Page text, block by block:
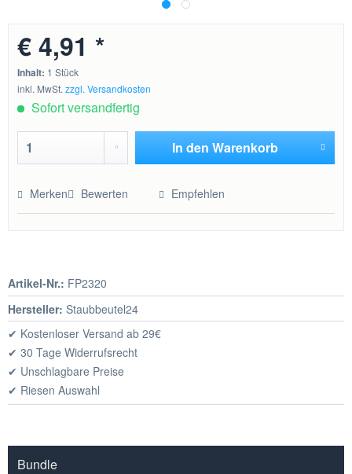
€ 4,91 *
Inhalt: 1 Stück
inkl. MwSt.zzgl. Versandkosten
Sofort versandfertig
In den Warenkorb
Merken Bewerten Empfehlen
Artikel-Nr.: FP2320
Hersteller: Staubbeutel24
✔ Kostenloser Versand ab 29€
✔ 30 Tage Widerrufsrecht
✔ Unschlagbare Preise
✔ Riesen Auswahl
Bundle